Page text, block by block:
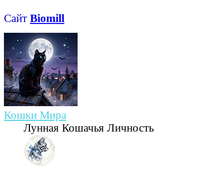
Сайт Biomill
Кошки Мира
Лунная Кошачья Личность